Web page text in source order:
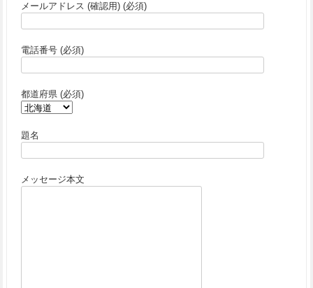
メールアドレス (確認用) (必須)
電話番号 (必須)
都道府県 (必須)
題名
メッセージ本文